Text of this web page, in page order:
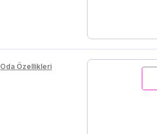
Oda Özellikleri